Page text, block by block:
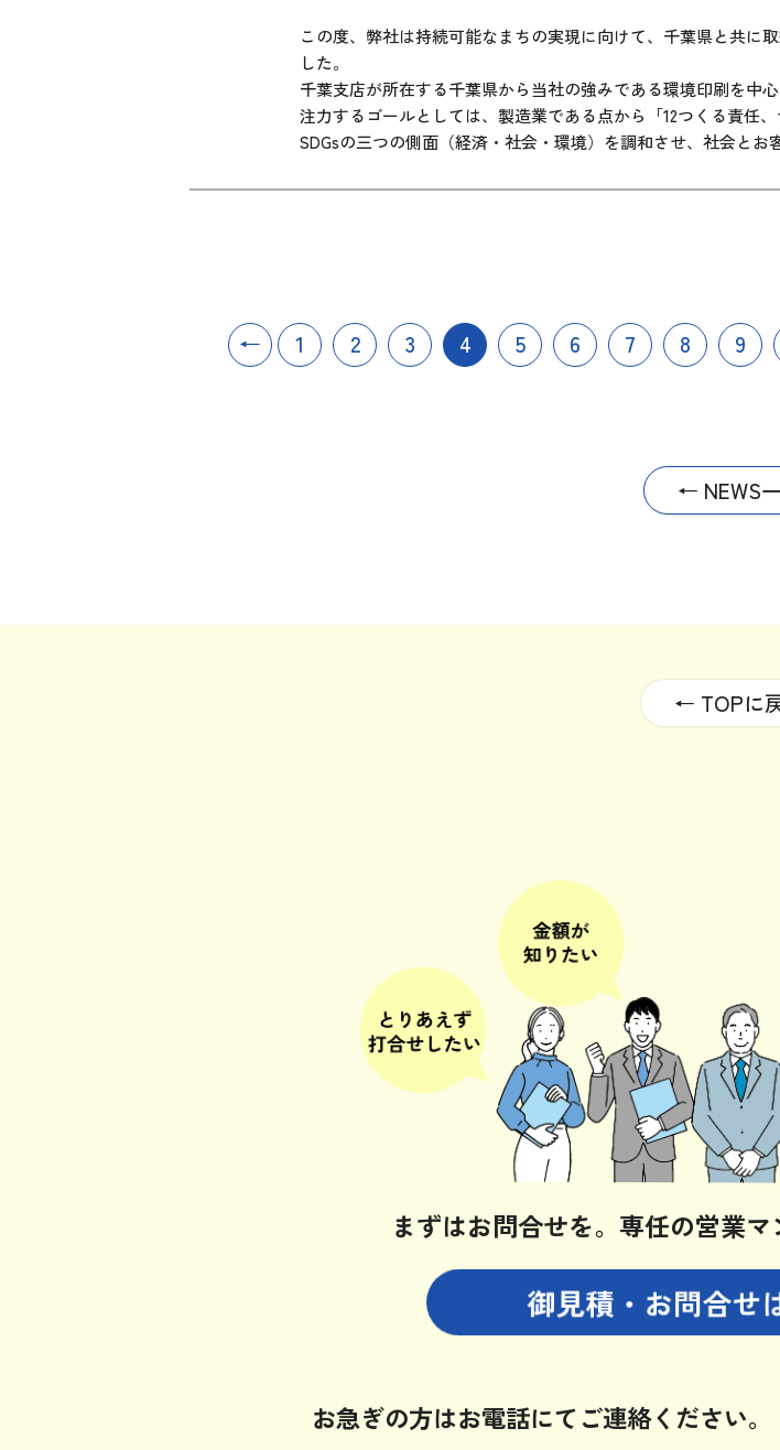
この度、弊社は持続可能なまちの実現に向けて、千葉県と共に
した。
千葉支店が所在する千葉県から当社の強みである環境印刷を中
注力するゴールとしては、製造業である点から「12つくる責任、
SDGsの三つの側面（経済・社会・環境）を調和させ、社会とお
← 1 2 3 4 5 6 7 8 9
← NEWS
← TOPに
まずはお問合せを。 専任の営業
御見積・お問合せ
お急ぎの方はお電話にてご連絡ください。